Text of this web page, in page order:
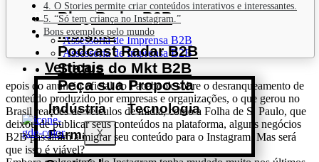
Reputação
Assessoria de Imprensa B2B
Assessoria de Imprensa B2B
Verticais
Indústria
Tecnologia
Farma
Blog Radar B2B
Insights
Podcast Radar B2B
Status do Mkt B2B
Peça sua Proposta
X
4. O Stories permite criar conteúdos interativos e interessantes.
5. “Só tem criança no Instagram.”
Bons exemplos pelo mundo
epois do anúncio oficial do Facebook sobre o desranqueamento de
conteúdo produzido por empresas e organizações, o que gerou no
Brasil reações de veículos de mídia, como a Folha de S. Paulo, que
deixou de publicar seus conteúdos na plataforma, alguns negócios
B2B passaram a migrar seu conteúdo para o Instagram. Mas será
que isso é viável?